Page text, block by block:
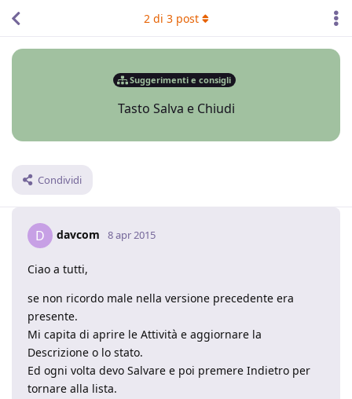
Suggerimenti e consigli
Tasto Salva e Chiudi
Condividi
2di 3post
D davcom 8 apr 2015
Ciao a tutti,
se non ricordo male nella versione precedente era
presente.
Mi capita di aprire le Attività e aggiornare la
Descrizione o lo stato.
Ed ogni volta devo Salvare e poi premere Indietro per
tornare alla lista.